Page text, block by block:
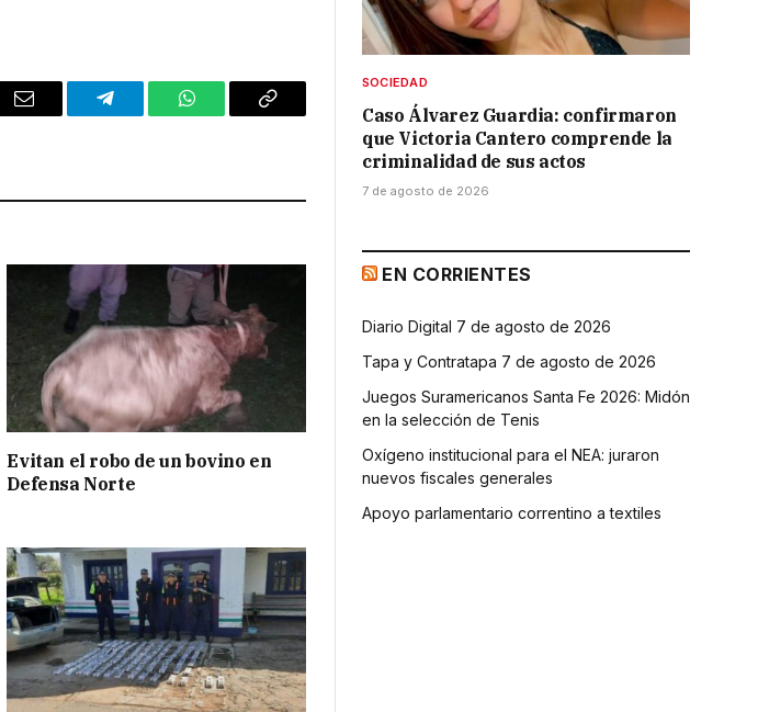
Email Telegram WhatsAppCopy
Evitan el robo de un bovino en
Defensa Norte
SOCIEDAD
Caso Álvarez Guardia: confirmaron
que Victoria Cantero comprende la
criminalidad de sus actos
7 de agosto de 2026
EN CORRIENTES
Diario Digital 7 de agosto de 2026
Tapa y Contratapa 7 de agosto de 2026
Juegos Suramericanos Santa Fe 2026: Midón
en la selección de Tenis
Oxígeno institucional para el NEA: juraron
nuevos fiscales generales
Apoyo parlamentario correntino a textiles